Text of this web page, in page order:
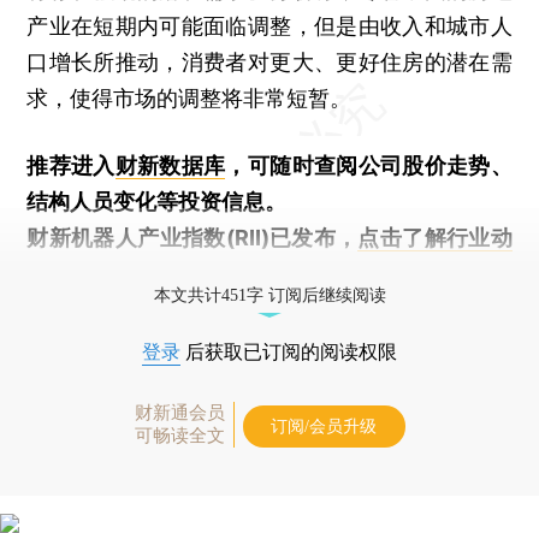
产业在短期内可能面临调整，但是由收入和城市人
口增长所推动，消费者对更大、更好住房的潜在需
求，使得市场的调整将非常短暂。
推荐进入财新数据库 ，可随时查阅公司股价走势、
结构人员变化等投资信息。
财新机器人产业指数(RII)已发布， 点击了解行业动
本文共计451字 订阅后继续阅读
登录 后获取已订阅的阅读权限
财新通会员
可畅读全文
订阅/会员升级